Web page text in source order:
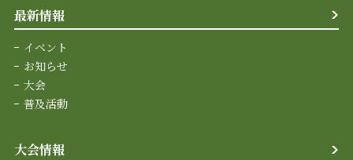
最新情報
イベント
お知らせ
大会
普及活動
大会情報